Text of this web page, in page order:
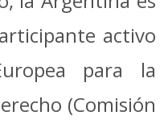
activo
para la
(Comisión